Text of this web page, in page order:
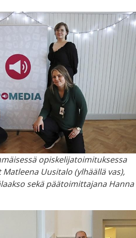
opiskelijatoimituksessa
Uusitalo (ylhäällä vas),
sekä päätoimittajana Hanna